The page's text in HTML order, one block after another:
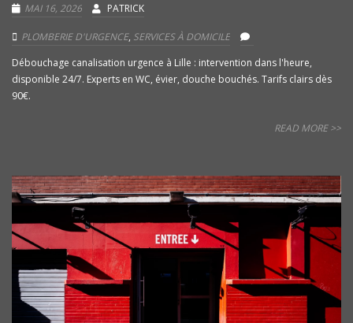
MAI 16, 2026 PATRICK
PLOMBERIE D'URGENCE, SERVICES À DOMICILE
Débouchage canalisation urgence à Lille : intervention dans l'heure,
disponible 24/7. Experts en WC, évier, douche bouchés. Tarifs clairs dès
90€.
READ MORE >>